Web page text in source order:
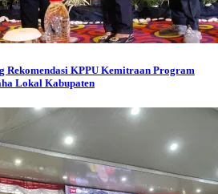
Rekomendasi KPPU Kemitraan Program
Lokal Kabupaten